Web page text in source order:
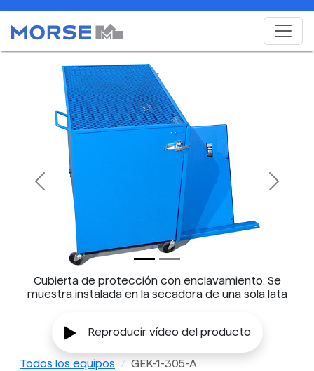
Cubierta de protección con enclavamiento. Se
muestra instalada en la secadora de una sola lata
Previous Next
Reproducir vídeo del producto
Todos los equipos GEK-1-305-A